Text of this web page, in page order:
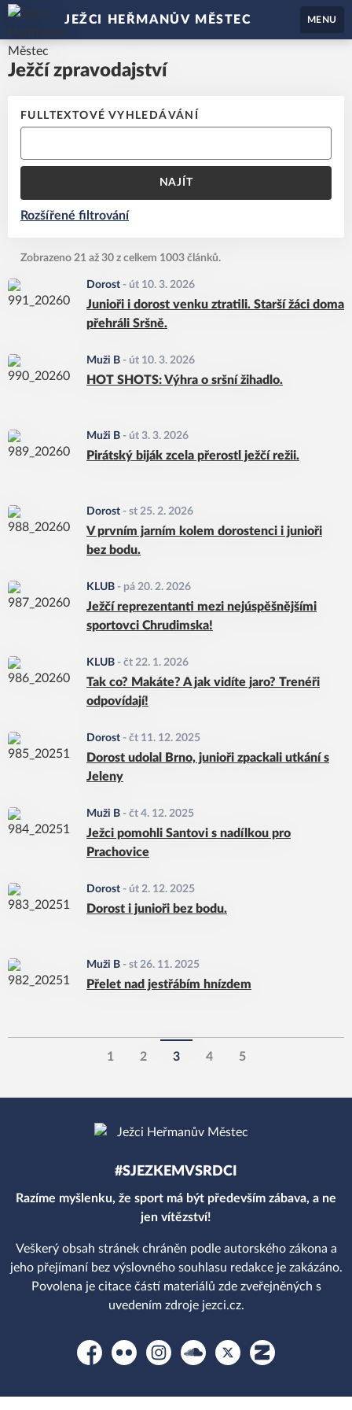
JEŽCI HEŘMANŮV MĚSTEC MENU
Ježčí zpravodajství
FULLTEXTOVÉ VYHLEDÁVÁNÍ
NAJÍT
Rozšířené filtrování
Zobrazeno 21 až 30 z celkem 1003 článků.
Dorost - út 10. 3. 2026
Junioři i dorost venku ztratili. Starší žáci doma
přehráli Sršně.
Muži B - út 10. 3. 2026
HOT SHOTS: Výhra o sršní žihadlo.
Muži B - út 3. 3. 2026
Pirátský biják zcela přerostl ježčí režii.
Dorost - st 25. 2. 2026
V prvním jarním kolem dorostenci i junioři
bez bodu.
KLUB - pá 20. 2. 2026
Ježčí reprezentanti mezi nejúspěšnějšími
sportovci Chrudimska!
KLUB - čt 22. 1. 2026
Tak co? Makáte? A jak vidíte jaro? Trenéři
odpovídají!
Dorost - čt 11. 12. 2025
Dorost udolal Brno, junioři zpackali utkání s
Jeleny
Muži B - čt 4. 12. 2025
Ježci pomohli Santovi s nadílkou pro
Prachovice
Dorost - út 2. 12. 2025
Dorost i junioři bez bodu.
Muži B - st 26. 11. 2025
Přelet nad jestřábím hnízdem
1 2 3 4 5
#SJEZKEMVSRDCI
Razíme myšlenku, že sport má být především zábava, a ne
jen vítězství!
Veškerý obsah stránek chráněn podle autorského zákona a
jeho přejímaní bez výslovného souhlasu redakce je zakázáno.
Povolena je citace částí materiálů zde zveřejněných s
uvedením zdroje jezci.cz.
FacebookFlickr InstagramSoundcloudPlatform XZonerama